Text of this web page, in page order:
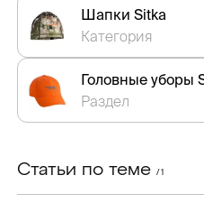
Шапки Sitka
Категория
Головные уборы
Раздел
Статьи по теме / 1